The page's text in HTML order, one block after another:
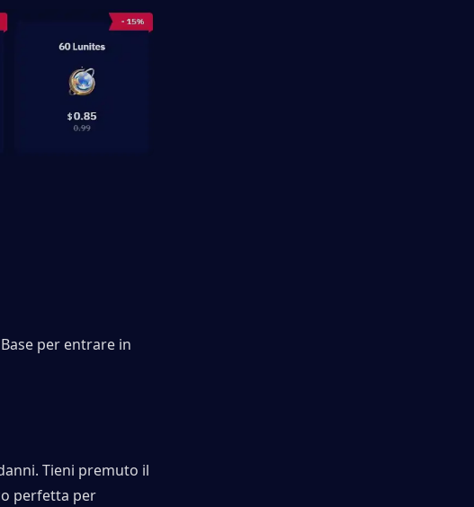
per entrare in
Tieni premuto il
perfetta per